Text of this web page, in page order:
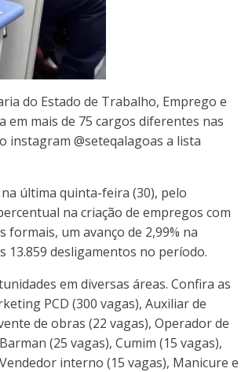
do Estado de Trabalho, Emprego e
em mais de 75 cargos diferentes nas
instagram @seteqalagoas a lista
última quinta-feira (30), pelo
na criação de empregos com
formais, um avanço de 2,99% na
13.859 desligamentos no período.
em diversas áreas. Confira as
PCD (300 vagas), Auxiliar de
de obras (22 vagas), Operador de
(25 vagas), Cumim (15 vagas),
interno (15 vagas), Manicure e